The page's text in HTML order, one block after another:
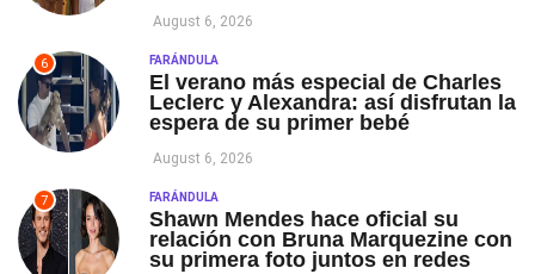
August 6, 2026
6 FARÁNDULA
El verano más especial de Charles
Leclerc y Alexandra: así disfrutan la
espera de su primer bebé
August 6, 2026
7 FARÁNDULA
Shawn Mendes hace oficial su
relación con Bruna Marquezine con
su primera foto juntos en redes